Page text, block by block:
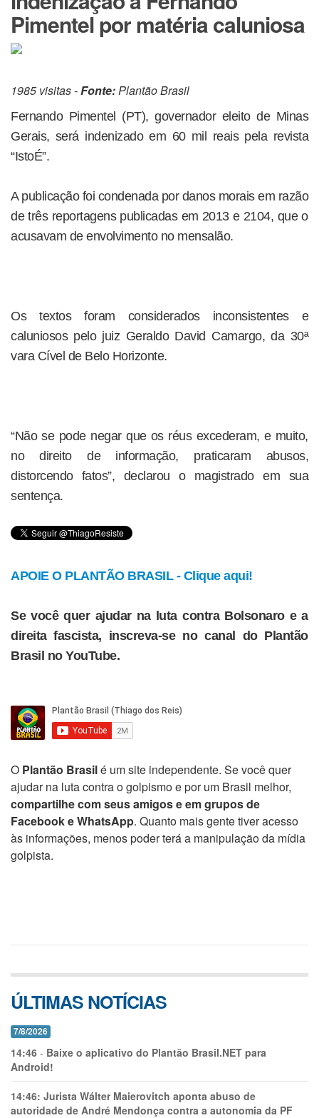
Pimentel por matéria caluniosa
1985 visitas -Fonte:Plantão Brasil
Fernando Pimentel (PT), governador eleito de Minas
Gerais, será indenizado em 60 mil reais pela revista
“IstoÉ”.
A publicação foi condenada por danos morais em razão
de três reportagens publicadas em 2013 e 2104, que o
acusavam de envolvimento no mensalão.
Os textos foram considerados inconsistentes e
caluniosos pelo juiz Geraldo David Camargo, da 30ª
vara Cível de Belo Horizonte.
“Não se pode negar que os réus excederam, e muito,
no direito de informação, praticaram abusos,
distorcendo fatos”, declarou o magistrado em sua
sentença.
APOIE O PLANTÃO BRASIL - Clique aqui!
Se você quer ajudar na luta contra Bolsonaro e a
direita fascista, inscreva-se no canal do Plantão
Brasil no YouTube.
O Plantão Brasilé um site independente. Se você quer
ajudar na luta contra o golpismo e por um Brasil melhor,
compartilhe com seus amigos e em grupos de
Facebook e WhatsApp. Quanto mais gente tiver acesso
às informações, menos poder terá a manipulação da mídia
golpista.
ÚLTIMAS NOTÍCIAS
7/8/2026
14:46 - Baixe o aplicativo do Plantão Brasil.NET para
Android!
14:46: Jurista Wálter Maierovitch aponta abuso de
autoridade de André Mendonça contra a autonomia da PF